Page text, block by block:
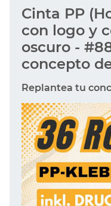
Cinta PP
con logo y
oscuro -
concepto
Replantea tu